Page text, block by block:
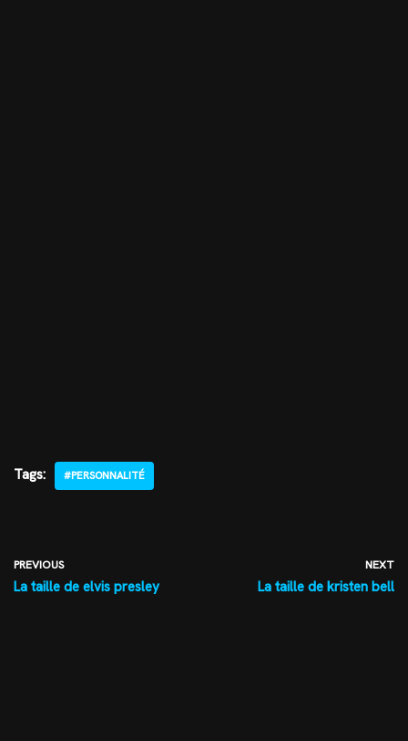
Tags: #PERSONNALITÉ
PREVIOUS
La taille de elvis presley
NEXT
La taille de kristen bell